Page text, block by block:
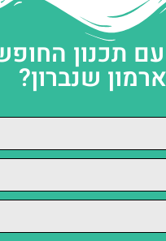
תכנון
שנברון?